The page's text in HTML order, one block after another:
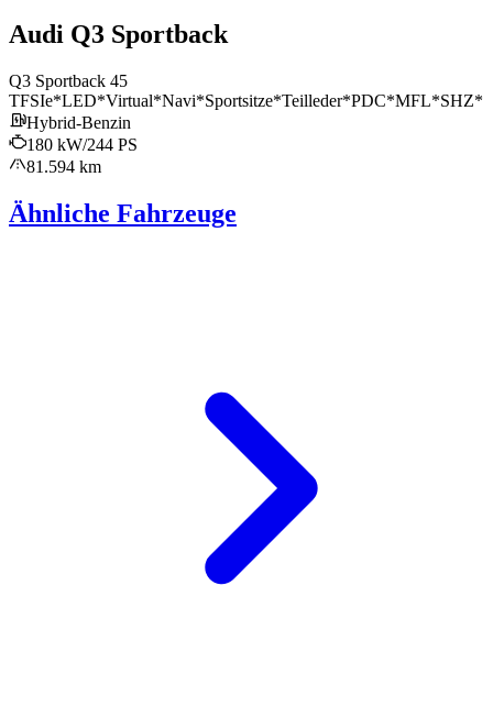
Audi Q3 Sportback
Q3 Sportback 45
TFSIe*LED*Virtual*Navi*Sportsitze*Teilleder*PDC*MFL*SHZ*
Hybrid-Benzin
180 kW/244 PS
81.594 km
Ähnliche Fahrzeuge